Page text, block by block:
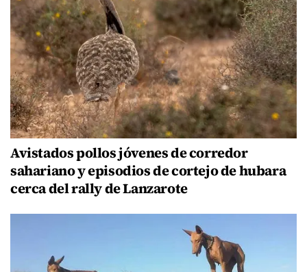
Avistados pollos jóvenes de corredor
sahariano y episodios de cortejo de hubara
cerca del rally de Lanzarote